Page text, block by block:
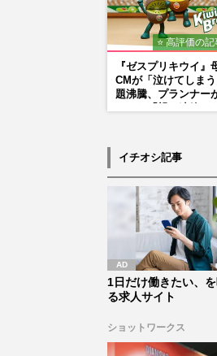
⭐ 高評価の
『ゼスプリキウイ』
CMが「泣けてしま
題沸騰、プランナー
イチオシ記事
1日だけ働きたい、を
る求人サイト
ショットワークス